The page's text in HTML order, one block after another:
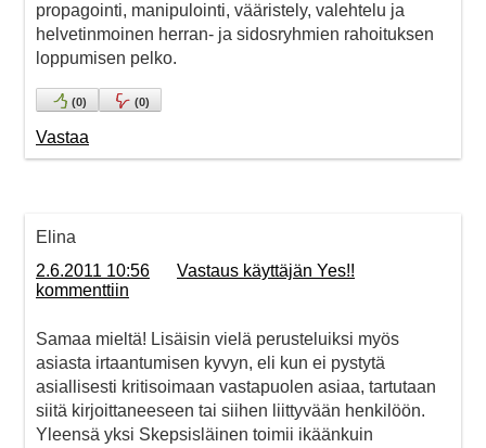
propagointi, manipulointi, vääristely, valehtelu ja
helvetinmoinen herran- ja sidosryhmien rahoituksen
loppumisen pelko.
(0) (0)
Vastaa
Elina
2.6.2011 10:56
Vastaus käyttäjän Yes!!
kommenttiin
Samaa mieltä! Lisäisin vielä perusteluiksi myös
asiasta irtaantumisen kyvyn, eli kun ei pystytä
asiallisesti kritisoimaan vastapuolen asiaa, tartutaan
siitä kirjoittaneeseen tai siihen liittyvään henkilöön.
Yleensä yksi Skepsisläinen toimii ikäänkuin